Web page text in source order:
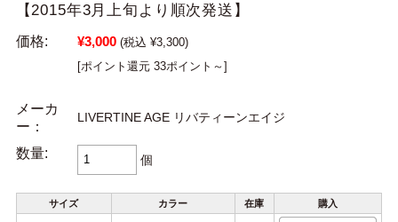
【2015年3月上旬より順次発送】
価格: ¥3,000 (税込 ¥3,300)
[ポイント還元 33ポイント～]
メーカ
ー：
LIVERTINE AGE リバティーンエイジ
数量: 個
サイズ カラー 在庫 購入